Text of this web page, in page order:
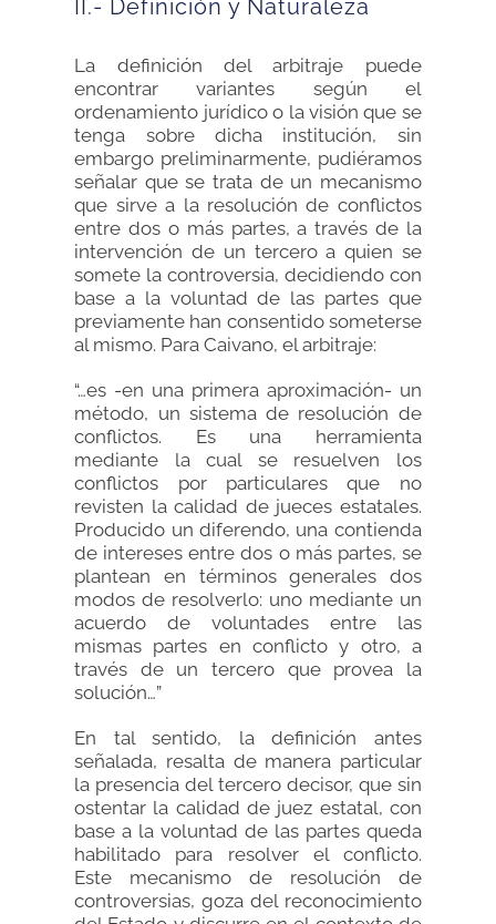
II.- Definición y Naturaleza
La definición del arbitraje puede
encontrar variantes según el
ordenamiento jurídico o la visión que se
tenga sobre dicha institución, sin
embargo preliminarmente, pudiéramos
señalar que se trata de un mecanismo
que sirve a la resolución de conflictos
entre dos o más partes, a través de la
intervención de un tercero a quien se
somete la controversia, decidiendo con
base a la voluntad de las partes que
previamente han consentido someterse
al mismo. Para Caivano, el arbitraje:
“…es -en una primera aproximación- un
método, un sistema de resolución de
conflictos. Es una herramienta
mediante la cual se resuelven los
conflictos por particulares que no
revisten la calidad de jueces estatales.
Producido un diferendo, una contienda
de intereses entre dos o más partes, se
plantean en términos generales dos
modos de resolverlo: uno mediante un
acuerdo de voluntades entre las
mismas partes en conflicto y otro, a
través de un tercero que provea la
solución…”
En tal sentido, la definición antes
señalada, resalta de manera particular
la presencia del tercero decisor, que sin
ostentar la calidad de juez estatal, con
base a la voluntad de las partes queda
habilitado para resolver el conflicto.
Este mecanismo de resolución de
controversias, goza del reconocimiento